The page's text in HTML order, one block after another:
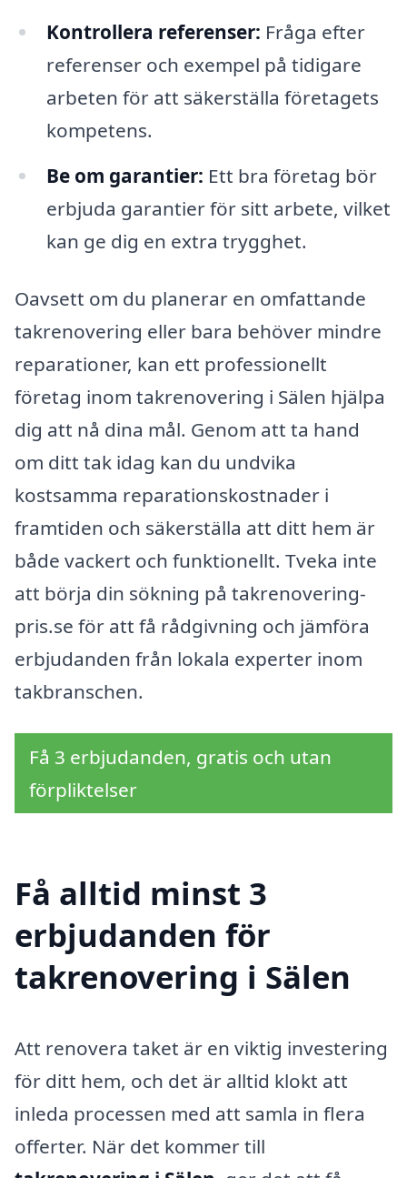
Kontrollera referenser: Fråga efter
referenser och exempel på tidigare
arbeten för att säkerställa företagets
kompetens.
Be om garantier: Ett bra företag bör
erbjuda garantier för sitt arbete, vilket
kan ge dig en extra trygghet.
Oavsett om du planerar en omfattande
takrenovering eller bara behöver mindre
reparationer, kan ett professionellt
företag inom takrenovering i Sälen hjälpa
dig att nå dina mål. Genom att ta hand
om ditt tak idag kan du undvika
kostsamma reparationskostnader i
framtiden och säkerställa att ditt hem är
både vackert och funktionellt. Tveka inte
att börja din sökning på takrenovering-
pris.se för att få rådgivning och jämföra
erbjudanden från lokala experter inom
takbranschen.
Få 3 erbjudanden, gratis och utan
förpliktelser
Få alltid minst 3
erbjudanden för
takrenovering i Sälen
Att renovera taket är en viktig investering
för ditt hem, och det är alltid klokt att
inleda processen med att samla in flera
offerter. När det kommer till